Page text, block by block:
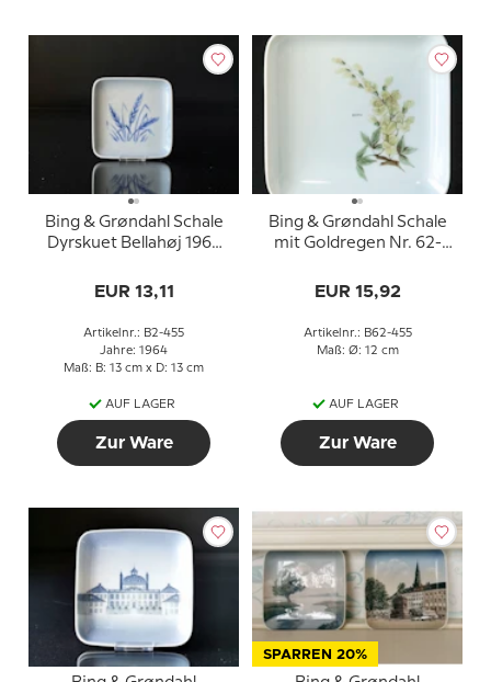
Bing & Grøndahl Schale
Dyrskuet Bellahøj 1964
EUR 13,11
Artikelnr.: B2-455
Jahre: 1964
Maß: B: 13 cm x D: 13 cm
AUF LAGER
Zur Ware
Bing & Grøndahl Schale
mit Goldregen Nr. 62-
EUR 15,92
Artikelnr.: B62-455
Maß: Ø: 12 cm
AUF LAGER
Zur Ware
SPARREN 20%